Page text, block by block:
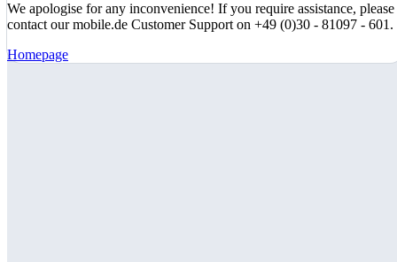
We apologise for any inconvenience! If you require assistance, please
contact our mobile.de Customer Support on +49 (0)30 - 81097 - 601.
Homepage